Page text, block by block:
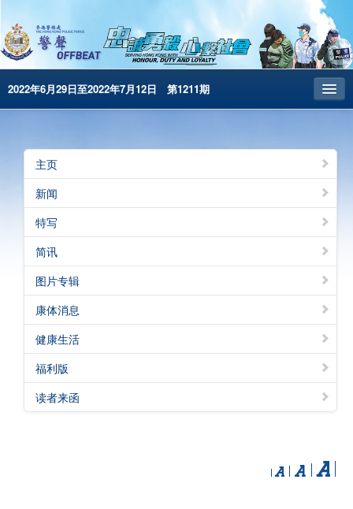
2022年6月29日至2022年7月12日 第1211期
昔日警声
警务处主页
繁體版
English
电子书版
警声特刊
主页
新闻
特写
简讯
图片专辑
康体消息
健康生活
福利版
读者来函